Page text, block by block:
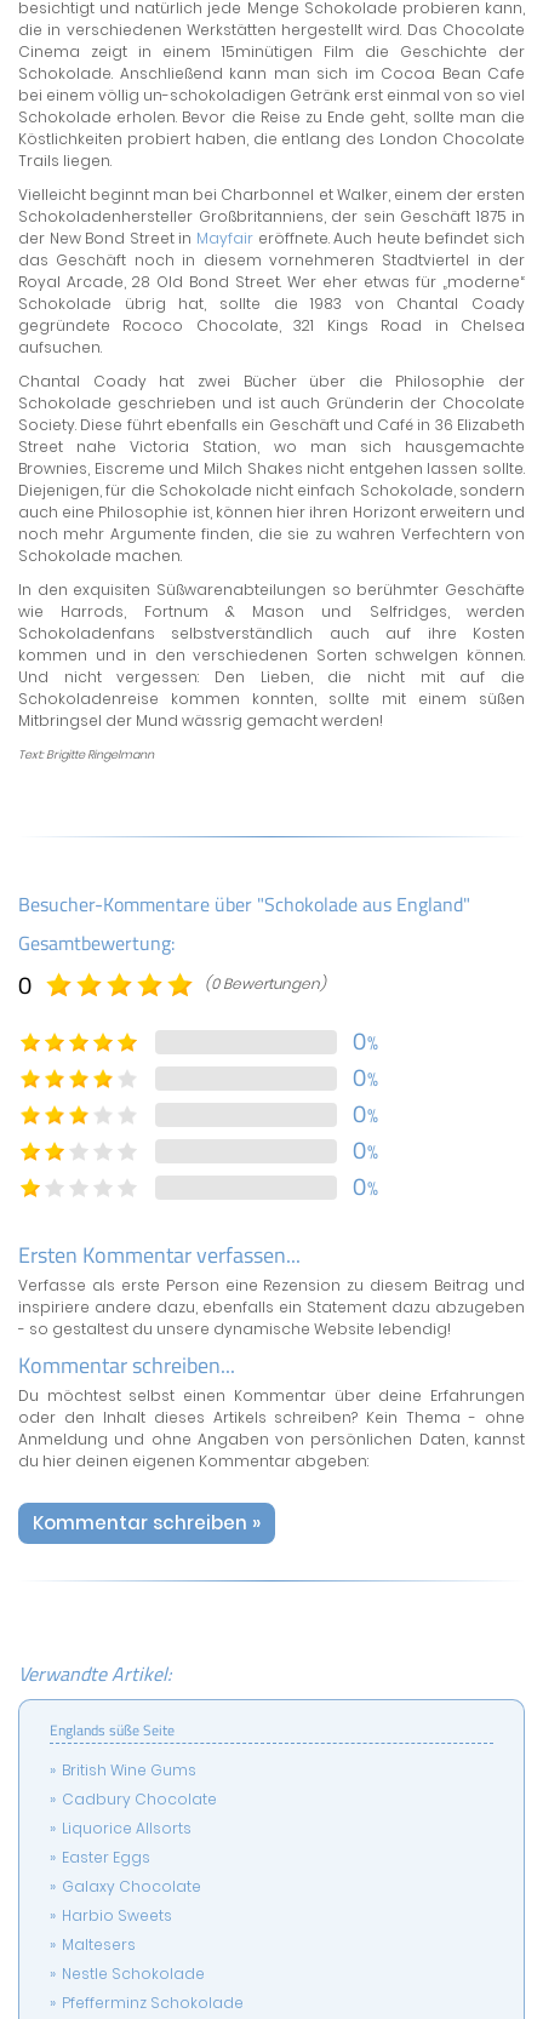
besichtigt und natürlich jede Menge Schokolade probieren kann,
die in verschiedenen Werkstätten hergestellt wird. Das Chocolate
Cinema zeigt in einem 15minütigen Film die Geschichte der
Schokolade. Anschließend kann man sich im Cocoa Bean Cafe
bei einem völlig un-schokoladigen Getränk erst einmal von so viel
Schokolade erholen. Bevor die Reise zu Ende geht, sollte man die
Köstlichkeiten probiert haben, die entlang des London Chocolate
Trails liegen.
Vielleicht beginnt man bei Charbonnel et Walker, einem der ersten
Schokoladenhersteller Großbritanniens, der sein Geschäft 1875 in
der New Bond Street in Mayfair eröffnete. Auch heute befindet sich
das Geschäft noch in diesem vornehmeren Stadtviertel in der
Royal Arcade, 28 Old Bond Street. Wer eher etwas für „moderne“
Schokolade übrig hat, sollte die 1983 von Chantal Coady
gegründete Rococo Chocolate, 321 Kings Road in Chelsea
aufsuchen.
Chantal Coady hat zwei Bücher über die Philosophie der
Schokolade geschrieben und ist auch Gründerin der Chocolate
Society. Diese führt ebenfalls ein Geschäft und Café in 36 Elizabeth
Street nahe Victoria Station, wo man sich hausgemachte
Brownies, Eiscreme und Milch Shakes nicht entgehen lassen sollte.
Diejenigen, für die Schokolade nicht einfach Schokolade, sondern
auch eine Philosophie ist, können hier ihren Horizont erweitern und
noch mehr Argumente finden, die sie zu wahren Verfechtern von
Schokolade machen.
In den exquisiten Süßwarenabteilungen so berühmter Geschäfte
wie Harrods, Fortnum & Mason und Selfridges, werden
Schokoladenfans selbstverständlich auch auf ihre Kosten
kommen und in den verschiedenen Sorten schwelgen können.
Und nicht vergessen: Den Lieben, die nicht mit auf die
Schokoladenreise kommen konnten, sollte mit einem süßen
Mitbringsel der Mund wässrig gemacht werden!
Text: Brigitte Ringelmann
Besucher-Kommentare über "Schokolade aus England"
Gesamtbewertung:
0 (0 Bewertungen)
0%
0%
0%
0%
0%
Ersten Kommentar verfassen...
Verfasse als erste Person eine Rezension zu diesem Beitrag und
inspiriere andere dazu, ebenfalls ein Statement dazu abzugeben
- so gestaltest du unsere dynamische Website lebendig!
Kommentar schreiben...
Du möchtest selbst einen Kommentar über deine Erfahrungen
oder den Inhalt dieses Artikels schreiben? Kein Thema - ohne
Anmeldung und ohne Angaben von persönlichen Daten, kannst
du hier deinen eigenen Kommentar abgeben:
Kommentar schreiben »
Verwandte Artikel:
Englands süße Seite
British Wine Gums
Cadbury Chocolate
Liquorice Allsorts
Easter Eggs
Galaxy Chocolate
Harbio Sweets
Maltesers
Nestle Schokolade
Pfefferminz Schokolade